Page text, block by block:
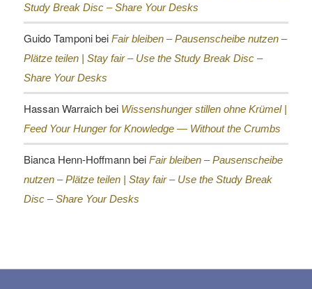
Study Break Disc – Share Your Desks
Guido Tamponibei Fair bleiben – Pausenscheibe nutzen –
Plätze teilen | Stay fair – Use the Study Break Disc –
Share Your Desks
Hassan Warraichbei Wissenshunger stillen ohne Krümel |
Feed Your Hunger for Knowledge — Without the Crumbs
Bianca Henn-Hoffmannbei Fair bleiben – Pausenscheibe
nutzen – Plätze teilen | Stay fair – Use the Study Break
Disc – Share Your Desks